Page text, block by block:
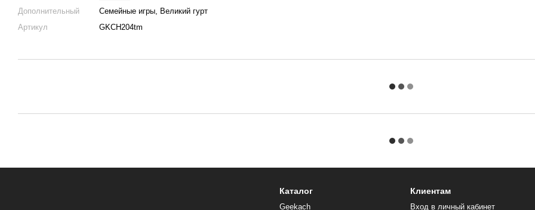
Дополнительный
Семейные игры, Великий гурт
Артикул
GKCH204tm
Каталог
Geekach
Клиентам
Вход в личный кабинет